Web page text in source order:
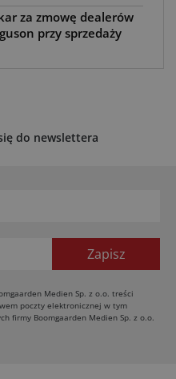
za zmowę dealerów
przy sprzedaży
na wyższą rentowność
stan plantacji
rozsiewacz
do newslettera
Medien Sp. z o.o. treści
poczty elektronicznej w tym
firmy Boomgaarden Medien Sp. z o.o.